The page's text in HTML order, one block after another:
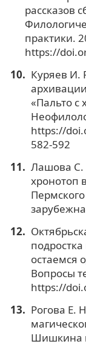
рассказов
практики.
https://
Куряев И.
«Пальто
https://
582-592
Лашова С.
хронотоп
остаемся
Вопросы
https://
Рогова Е.
Шишкина